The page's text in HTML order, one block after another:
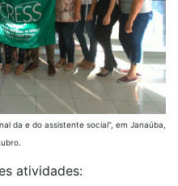
da e do assistente social", em Janaúba,
atividades: